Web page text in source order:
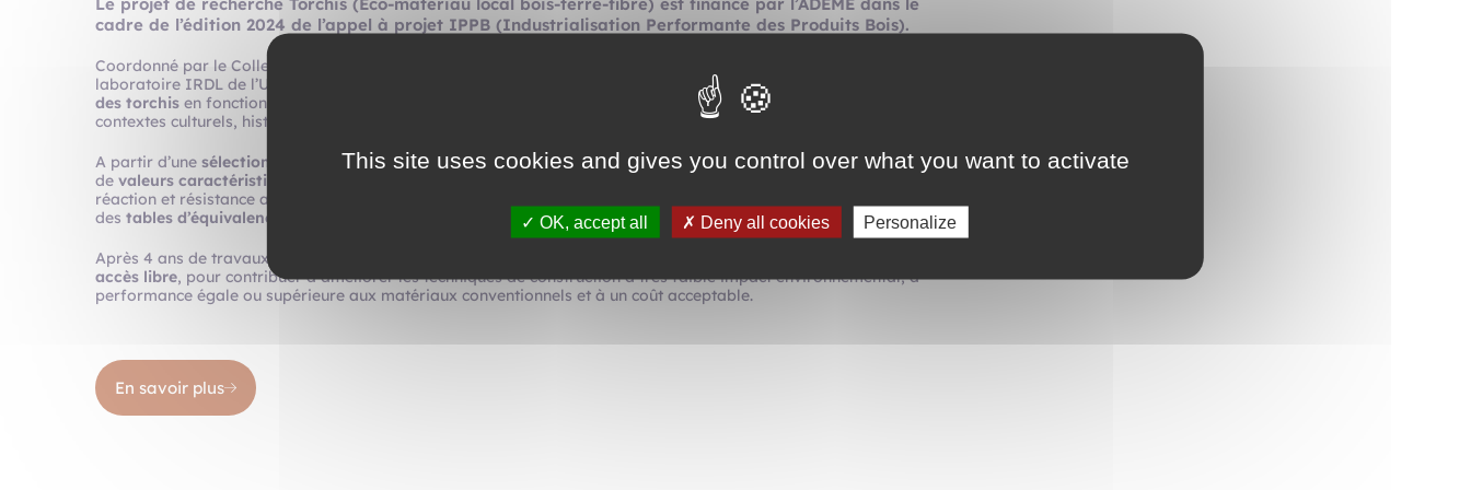
cadre de l’édition 2024 de l’appel à projet IPPB (Industrialisation Performante des Produits Bois).
Coordonné par le Collectif Les Jours en partenariat avec l’ENSA de Normandie, Fibois Normandie et le
laboratoire IRDL de l’Université Bretagne Sud, ce projet a pour but de recenser, relever et montrer la
des torchis en fonction de leur position dans le bâtiment, de leur composition, de leur mise en œuvre et de leurs
contextes culturels, historiques et géographiques.
A partir d’une sélection de quelques torchis, il s’agira d’initier une premièrebase de données scientifiquesou
de valeurs caractéristiques
réaction et résistance au feu, données environnementales …) et d’esquisser une méthode qui permette d’établir
des tables d’équivalences
Après 4 ans de travaux (démarrage septembre 2025), les résultats obtenus seront diffusés et rendus publique
accès libre, pour contribuer à améliorer les techniques de construction à très faible impact environnemental, à
performance égale ou supérieure aux matériaux conventionnels et à un coût acceptable.
En savoir plus
This site uses cookies and gives you control over what you want to activate
OK, accept all Deny all cookies Personalize